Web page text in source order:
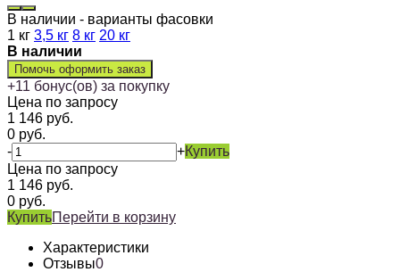
В наличии - варианты фасовки
1 кг 3,5 кг 8 кг 20 кг
В наличии
Помочь оформить заказ
+11 бонус(ов) за покупку
Цена по запросу
1 146 руб.
0 руб.
-
+Купить
Цена по запросу
1 146 руб.
0 руб.
КупитьПерейти в корзину
Характеристики
Отзывы0